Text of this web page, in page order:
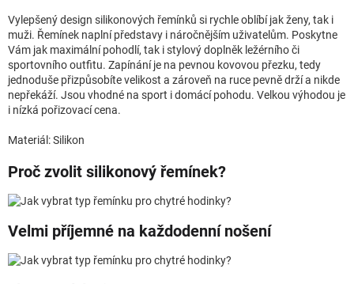
Vylepšený design silikonových řemínků si rychle oblíbí jak ženy, tak i
muži. Řemínek naplní představy i náročnějším uživatelům. Poskytne
Vám jak maximální pohodlí, tak i stylový doplněk ležérního či
sportovního outfitu. Zapínání je na pevnou kovovou přezku, tedy
jednoduše přizpůsobíte velikost a zároveň na ruce pevně drží a nikde
nepřekáží. Jsou vhodné na sport i domácí pohodu. Velkou výhodou je
i nízká pořizovací cena.
Materiál: Silikon
Proč zvolit silikonový řemínek?
Velmi příjemné na každodenní nošení